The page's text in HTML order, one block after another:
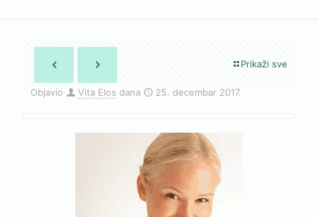
Prikaži sve
Objavio Vita Elos dana 25. decembar 2017.